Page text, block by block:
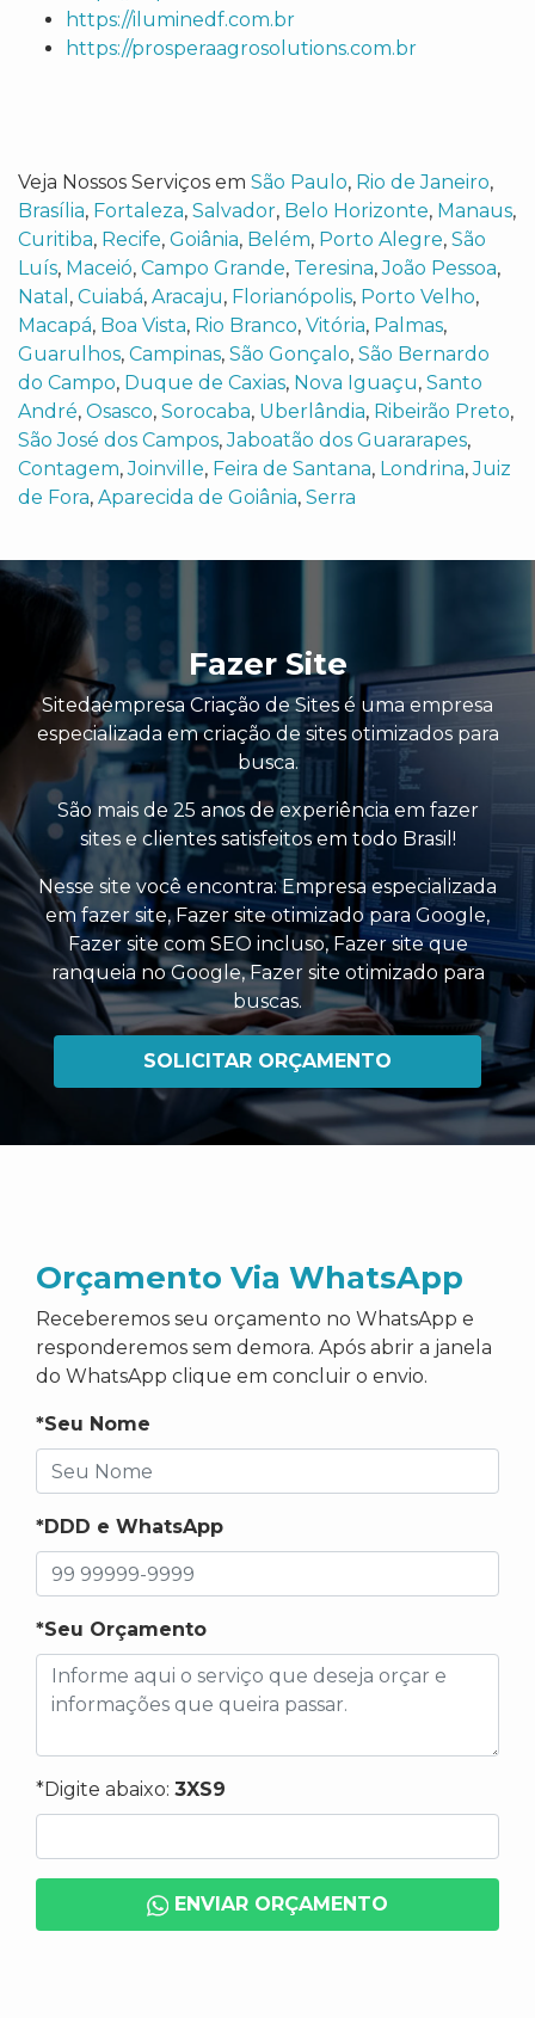
https://iluminedf.com.br
https://prosperaagrosolutions.com.br
Veja Nossos Serviços em São Paulo, Rio de Janeiro,
Brasília, Fortaleza, Salvador, Belo Horizonte, Manaus,
Curitiba, Recife, Goiânia, Belém, Porto Alegre, São
Luís, Maceió, Campo Grande, Teresina,João Pessoa,
Natal , Cuiabá, Aracaju, Florianópolis, Porto Velho,
Macapá, Boa Vista, Rio Branco, Vitória, Palmas,
Guarulhos, Campinas, São Gonçalo, São Bernardo
do Campo, Duque de Caxias, Nova Iguaçu, Santo
André, Osasco, Sorocaba, Uberlândia, Ribeirão Preto,
São José dos Campos,Jaboatão dos Guararapes,
Contagem,Joinville, Feira de Santana, Londrina,Juiz
de Fora, Aparecida de Goiânia, Serra
Fazer Site
Sitedaempresa Criação de Sites é uma empresa
especializada em criação de sites otimizados para
busca.
São mais de 25 anos de experiência em fazer
sites e clientes satisfeitos em todo Brasil!
Nesse site você encontra:Empresa especializada
em fazer site,Fazer site otimizado para Google,
Fazer site com SEO incluso, Fazer site que
ranqueia no Google,Fazer site otimizado para
buscas.
SOLICITAR ORÇAMENTO
Orçamento Via WhatsApp
Receberemos seu orçamento no WhatsApp e
responderemos sem demora. Após abrir a janela
do WhatsApp clique em concluir o envio.
*Seu Nome
*DDD e WhatsApp
*Seu Orçamento
*Digite abaixo: 3XS9
ENVIAR ORÇAMENTO